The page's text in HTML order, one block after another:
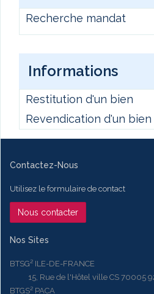
Recherche mandat
Informations
Restitution d'un bien
Revendication d'un bien
Contactez-Nous
Utilisez le formulaire de contact
Nous contacter
Nos Sites
BTSG² ILE-DE-FRANCE
15, Rue de l'Hôtel ville CS 70005
BTGS² PACA